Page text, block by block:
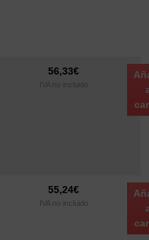
56,33€
IVA no incluido
55,24€
IVA no incluido